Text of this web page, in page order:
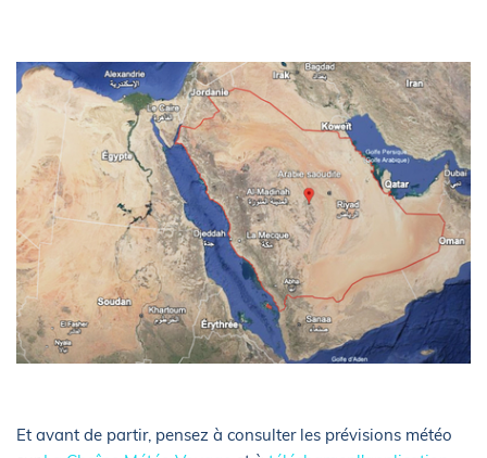
Et avant de partir, pensez à consulter les prévisions météo